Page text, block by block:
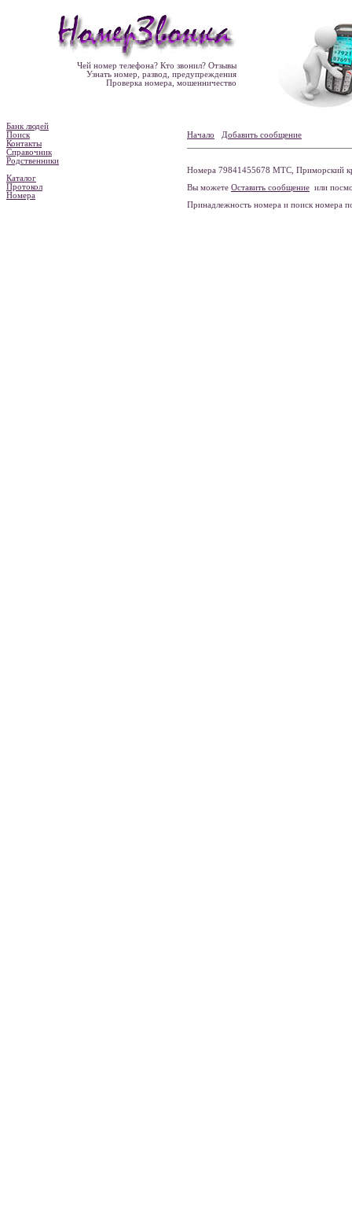
Чей номер телефона? Кто звонил? Отзывы
Узнать номер, развод, предупреждения
Проверка номера, мошенничество
Банк людей
Поиск
Контакты
Справочник
Родственники
Каталог
Протокол
Номера
Начало Добавить сообщение
Номера 79841455678 МТС, Приморский
Вы можете Оставить сообщение или
Принадлежность номера и поиск номера